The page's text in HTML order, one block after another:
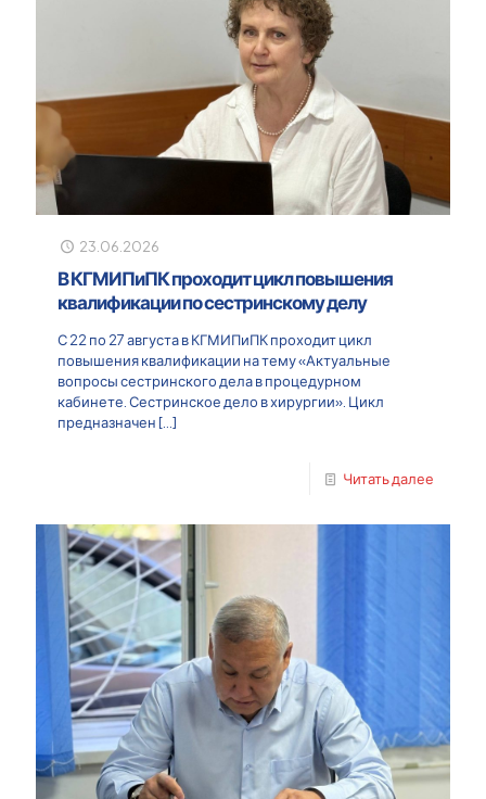
23.06.2026
В КГМИПиПК проходит цикл повышения
квалификации по сестринскому делу
С 22 по 27 августа в КГМИПиПК проходит цикл
повышения квалификации на тему «Актуальные
вопросы сестринского дела в процедурном
кабинете. Сестринское дело в хирургии». Цикл
предназначен[…]
Читать далее